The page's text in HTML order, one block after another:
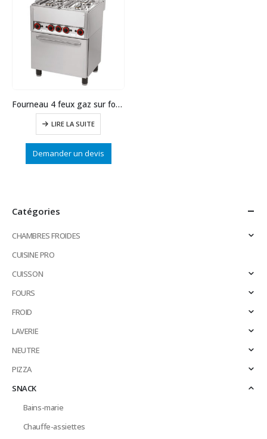
Fourneau 4 feux gaz sur four électrique GN1/1
LIRE LA SUITE
Demander un devis
Catégories
CHAMBRES FROIDES
CUISINE PRO
CUISSON
FOURS
FROID
LAVERIE
NEUTRE
PIZZA
SNACK
Bains-marie
Chauffe-assiettes